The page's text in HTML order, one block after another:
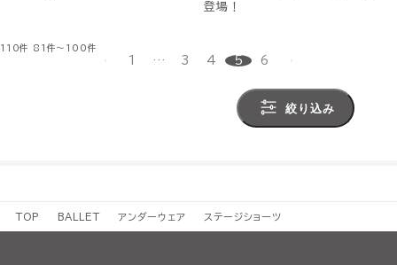
登場！
110件 81件～100件
1 … 3 4 5 6
絞り込み
TOP BALLET アンダーウェア ステージショーツ